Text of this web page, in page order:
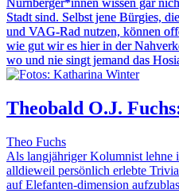
Nürnberger*innen wissen gar
Stadt sind. Selbst jene Bürgies,
und VAG-Rad nutzen, können
wie gut wir es hier in der
wo und nie singt jemand das
Theobald O.J.
Theo Fuchs
Als langjähriger Kolumnist lehne
alldieweil persönlich erlebte
auf Elefanten-dimension